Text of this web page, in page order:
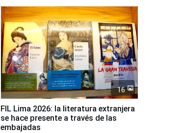
16
FIL Lima 2026: la literatura extranjera
se hace presente a través de las
embajadas